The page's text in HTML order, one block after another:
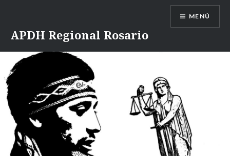
APDH Regional Rosario
MENÚ